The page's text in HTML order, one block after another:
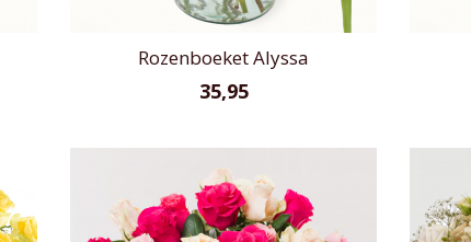
Rozenboeket Alyssa
35,95